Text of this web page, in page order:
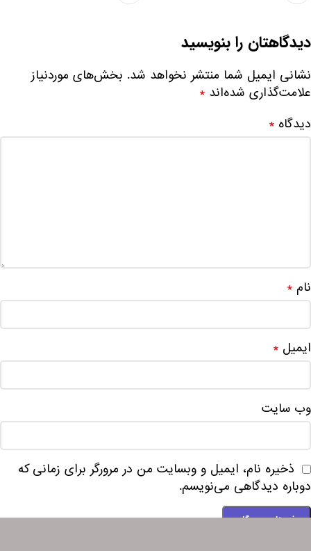
دیدگاهتان را بنویسید
نشانی ایمیل شما منتشر نخواهد شد. بخش‌های موردنیاز
علامت‌گذاری شده‌اند *
دیدگاه *
نام *
ایمیل *
وب‌ سایت
ذخیره نام، ایمیل و وبسایت من در مرورگر برای زمانی که
دوباره دیدگاهی می‌نویسم.